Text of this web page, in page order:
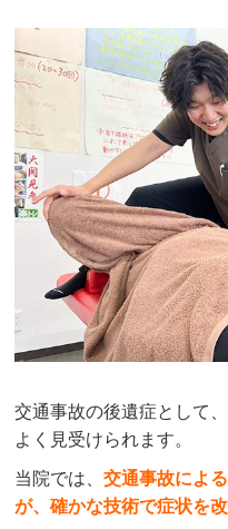
交通事故の後遺症として
よく見受けられます。
当院では、交通事故によ
が、確かな技術で症状を